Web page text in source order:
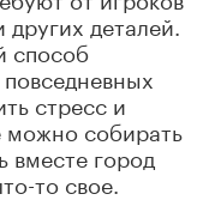
деталей.
способ
стресс и
собирать
вместе город
то свое.